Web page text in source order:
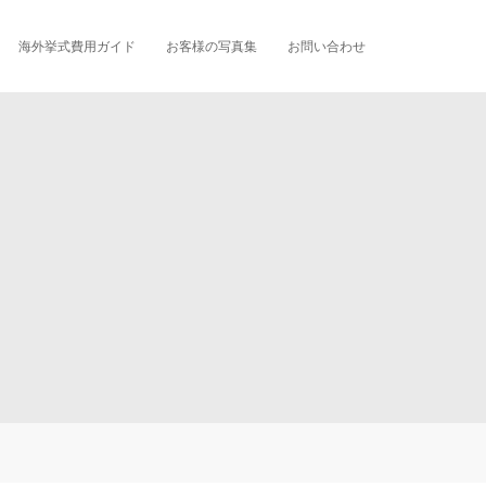
海外挙式費用ガイド お客様の写真集 お問い合わせ